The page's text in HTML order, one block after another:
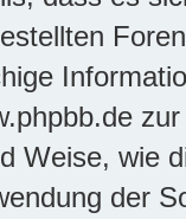
Weise, wie
der